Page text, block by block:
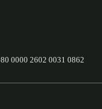
0000 2602 0031 0862